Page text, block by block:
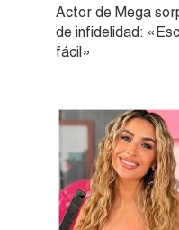
Actor de Mega
de infidelidad:
fácil»